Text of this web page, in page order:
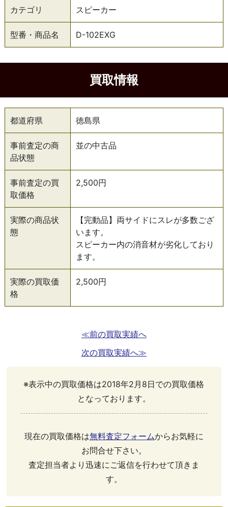
カテゴリ スピーカー
型番・商品名 D-102EXG
買取情報
都道府県 徳島県
事前査定の商
品状態
並の中古品
事前査定の買
取価格
2,500円
実際の商品状
態
【完動品】両サイドにスレが多数ござ
います。
スピーカー内の消音材が劣化しており
ます。
実際の買取価
格
2,500円
≪前の買取実績へ
次の買取実績へ≫
※表示中の買取価格は2018年2月8日での買取価格
となっております。
現在の買取価格は無料査定フォームからお気軽に
お問合せ下さい。
査定担当者より迅速にご返信を行わせて頂きま
す。